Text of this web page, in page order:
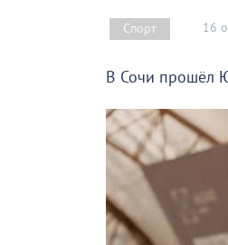
Спорт 16
В Сочи прошёл